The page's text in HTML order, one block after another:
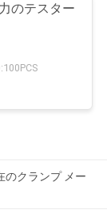
のテスター
のクランプ メー